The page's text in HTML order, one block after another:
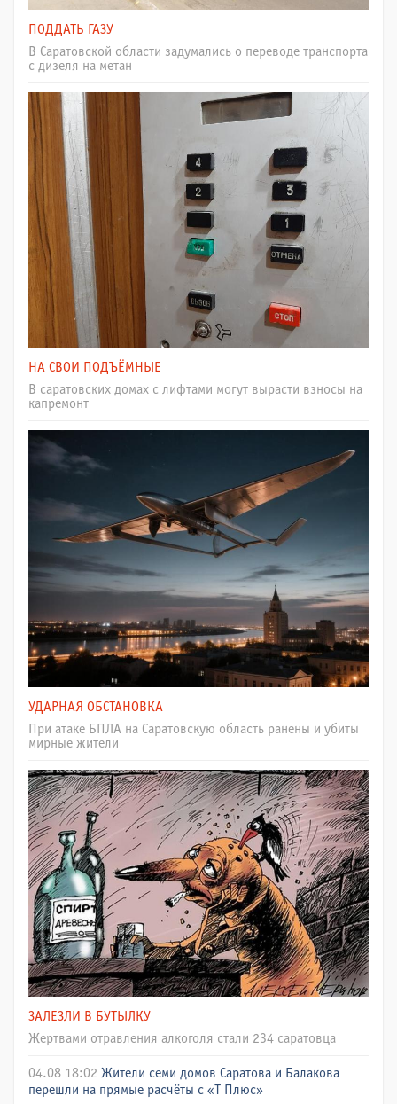
ПОДДАТЬ ГАЗУ
В Саратовской области задумались о переводе транспорта
с дизеля на метан
НА СВОИ ПОДЪЁМНЫЕ
В саратовских домах с лифтами могут вырасти взносы на
капремонт
УДАРНАЯ ОБСТАНОВКА
При атаке БПЛА на Саратовскую область ранены и убиты
мирные жители
ЗАЛЕЗЛИ В БУТЫЛКУ
Жертвами отравления алкоголя стали 234 саратовца
04.08 18:02 Жители семи домов Саратова и Балакова
перешли на прямые расчёты с «Т Плюс»